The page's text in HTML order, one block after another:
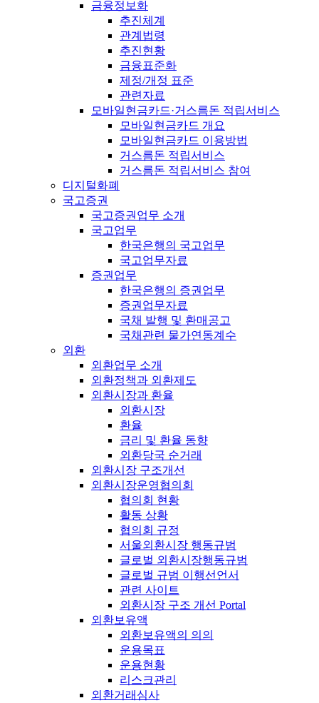
금융정보화
추진체계
관계법령
추진현황
금융표준화
제정/개정 표준
관련자료
모바일현금카드·거스름돈 적립서비스
모바일현금카드 개요
모바일현금카드 이용방법
거스름돈 적립서비스
거스름돈 적립서비스 참여
디지털화폐
국고증권
국고증권업무 소개
국고업무
한국은행의 국고업무
국고업무자료
증권업무
한국은행의 증권업무
증권업무자료
국채 발행 및 환매공고
국채관련 물가연동계수
외환
외환업무 소개
외환정책과 외환제도
외환시장과 환율
외환시장
환율
금리 및 환율 동향
외환당국 순거래
외환시장 구조개선
외환시장운영협의회
협의회 현황
활동 상황
협의회 규정
서울외환시장 행동규범
글로벌 외환시장행동규범
글로벌 규범 이행선언서
관련 사이트
외환시장 구조 개선 Portal
외환보유액
외환보유액의 의의
운용목표
운용현황
리스크관리
외환거래심사